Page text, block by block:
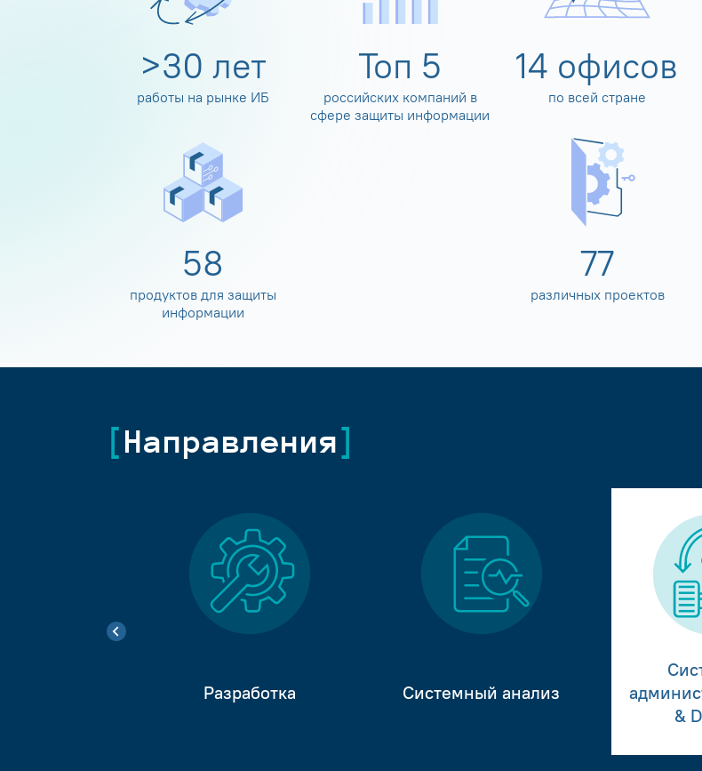
>30 лет
работы на рынке ИБ
Топ 5
российских компаний в
сфере защиты информации
14 офисов
по всей стране
60
продуктов для защиты
информации
80
различных проектов
Направления
Разработка Системный анализ
&